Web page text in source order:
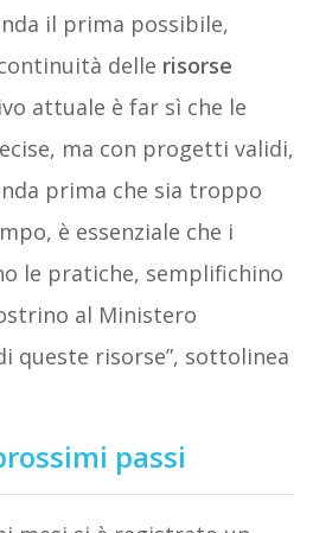
il prima possibile,
delle risorse
attuale è far sì che le
ma con progetti validi,
prima che sia troppo
è essenziale che i
le pratiche, semplifichino
al Ministero
queste risorse”, sottolinea
passi